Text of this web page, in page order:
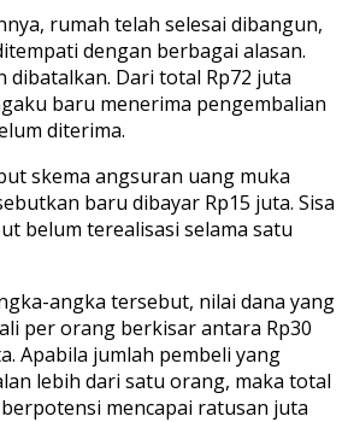
rumah telah selesai dibangun,
dengan berbagai alasan.
dibatalkan. Dari total Rp72 juta
baru menerima pengembalian
diterima.
skema angsuran uang muka
baru dibayar Rp15 juta. Sisa
belum terealisasi selama satu
angka tersebut, nilai dana yang
per orang berkisar antara Rp30
Apabila jumlah pembeli yang
lebih dari satu orang, maka total
mencapai ratusan juta